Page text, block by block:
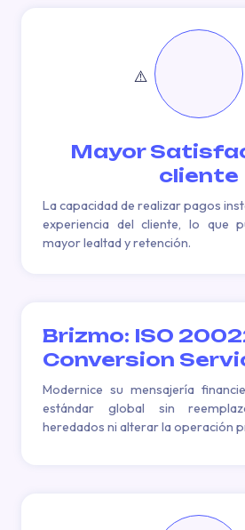
Mayor
cliente
La capacidad de realizar pagos
experiencia del cliente, lo que
mayor lealtad y retención.
Brizmo: ISO
Conversion
Modernice su mensajería
estándar global sin
heredados ni alterar la operación